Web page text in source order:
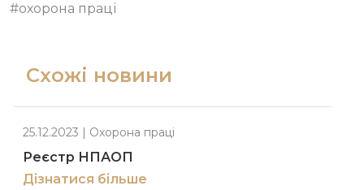
#охорона праці
Схожі новини
25.12.2023 | Охорона праці
Реєстр НПАОП
Дізнатися більше